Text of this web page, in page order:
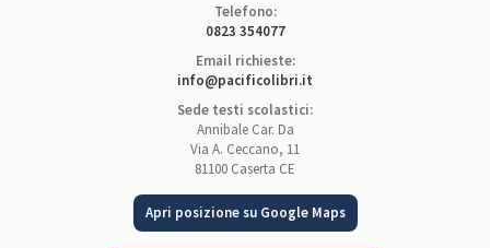
Telefono:
0823 354077
Email richieste:
info@pacificolibri.it
Sede testi scolastici:
Annibale Car. Da
Via A. Ceccano, 11
81100 Caserta CE
Apri posizione su Google Maps